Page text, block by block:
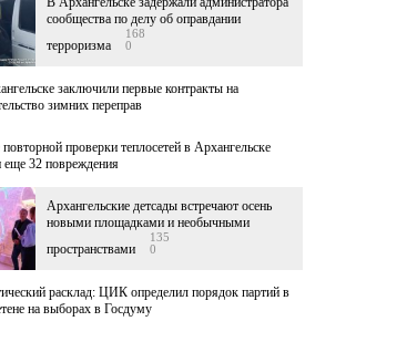
сообщества по делу об оправдании
терроризма
168
0
заключили первые контракты на
зимних переправ
проверки теплосетей в Архангельске
еще 32 повреждения
Архангельские детсады встречают осень
новыми площадками и необычными
пространствами
135
0
расклад: ЦИК определил порядок партий в
на выборах в Госдуму